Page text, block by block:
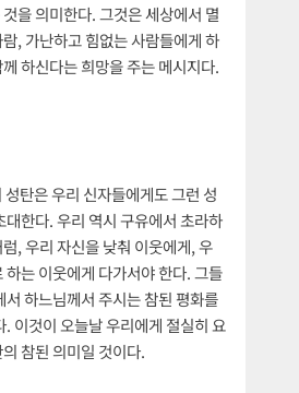
을 의미한다. 그것은 세상에서 멸
, 가난하고 힘없는 사람들에게 하
하신다는 희망을 주는 메시지다.
탄은 우리 신자들에게도 그런 성
대한다. 우리 역시 구유에서 초라하
, 우리 자신을 낮춰 이웃에게, 우
하는 이웃에게 다가서야 한다. 그들
서 하느님께서 주시는 참된 평화를
. 이것이 오늘날 우리에게 절실히 요
참된 의미일 것이다.